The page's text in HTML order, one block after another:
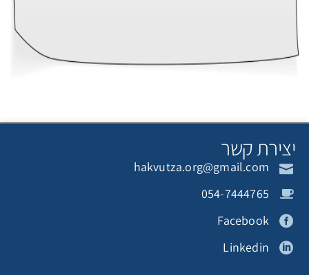
תורם אנונימי
קשר
hakvutza.org@gmail.com
054-7444765
Facebook
Linkedin